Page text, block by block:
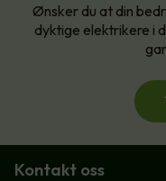
Ønsker du at din
dyktige elektrikere i
Kontakt oss